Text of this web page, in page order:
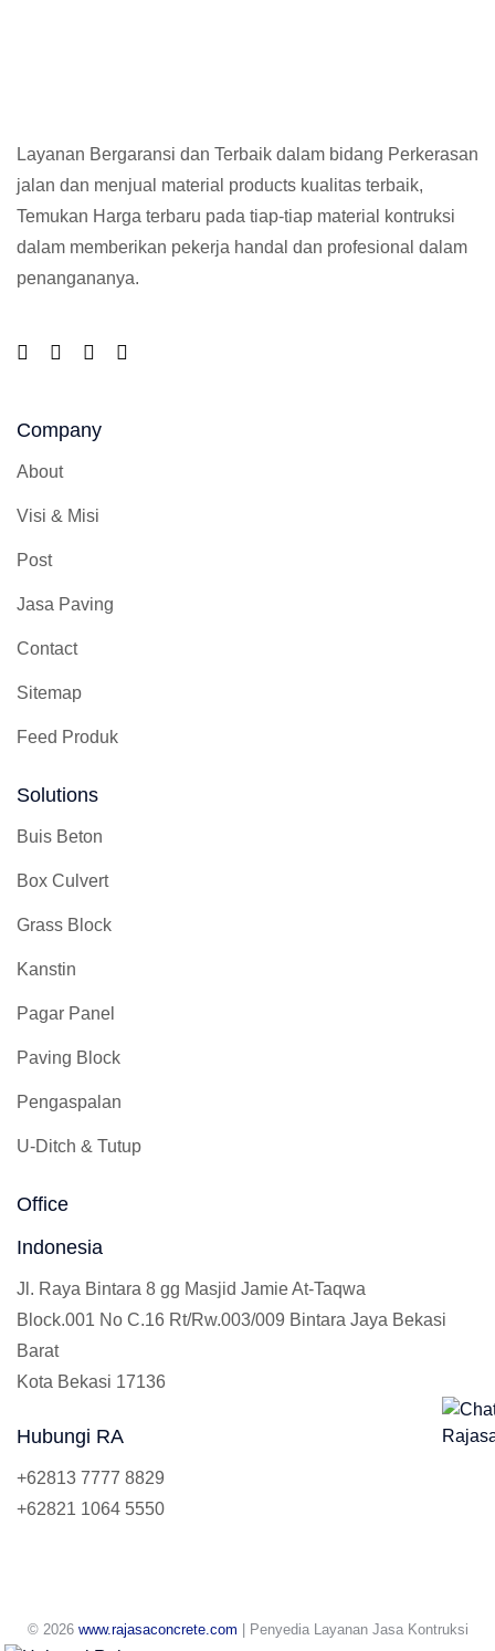
Layanan Bergaransi dan Terbaik dalam bidang Perkerasan
jalan dan menjual material products kualitas terbaik,
Temukan Harga terbaru pada tiap-tiap material kontruksi
dalam memberikan pekerja handal dan profesional dalam
penangananya.
Company
About
Visi & Misi
Post
Jasa Paving
Contact
Sitemap
Feed Produk
Solutions
Buis Beton
Box Culvert
Grass Block
Kanstin
Pagar Panel
Paving Block
Pengaspalan
U-Ditch & Tutup
Office
Indonesia
Jl. Raya Bintara 8 gg Masjid Jamie At-Taqwa
Block.001 No C.16 Rt/Rw.003/009 Bintara Jaya Bekasi
Barat
Kota Bekasi 17136
Hubungi RA
+62813 7777 8829
+62821 1064 5550
© 2026 www.rajasaconcrete.com | Penyedia Layanan Jasa Kontruksi